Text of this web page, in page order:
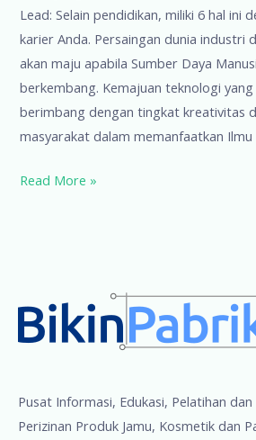
Lead: Selain pendidikan, miliki 6 hal ini
karier Anda. Persaingan dunia industri
akan maju apabila Sumber Daya
berkembang. Kemajuan teknologi
berimbang dengan tingkat kreativitas
masyarakat dalam memanfaatkan
6
Saat
Bersaing
Dunia
Industri
Read More »
Pusat Informasi, Edukasi, Pelatihan
Perizinan Produk Jamu, Kosmetik dan